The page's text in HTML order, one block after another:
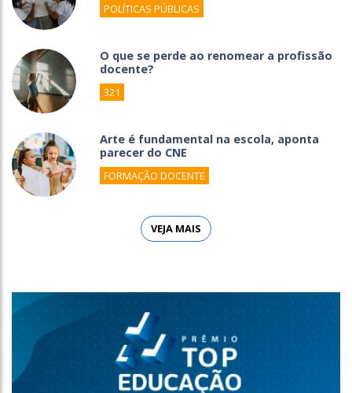
POLÍTICAS PÚBLICAS
O que se perde ao renomear a profissão
docente?
321
Arte é fundamental na escola, aponta
parecer do CNE
FORMAÇÃO DOCENTE
VEJA MAIS